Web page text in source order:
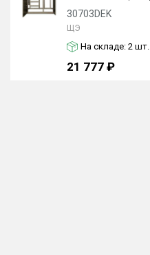
30703DEK
ЩЭ
На складе: 2 шт.
21 777 ₽